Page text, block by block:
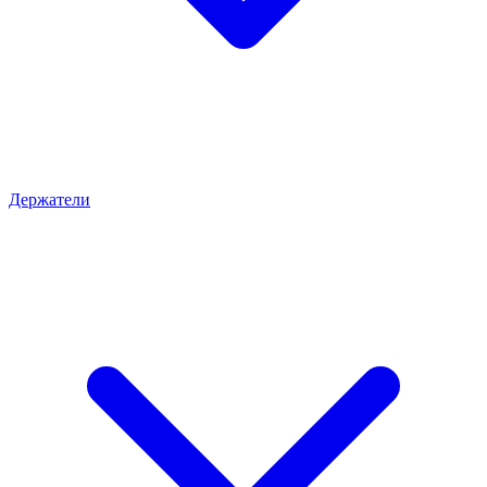
Держатели